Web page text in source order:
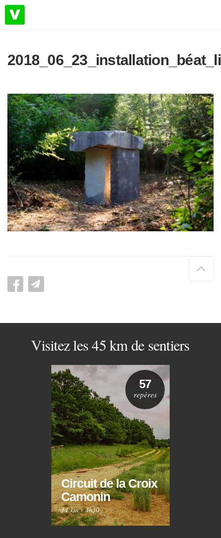
de
Visitez les 45 km de sentiers
Circuit de la Croix
Camonin
14 km·4h30
57
repères